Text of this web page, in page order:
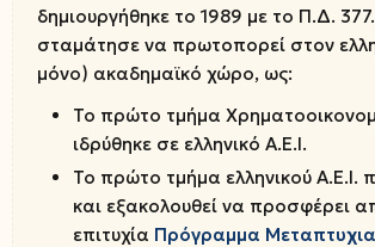
δημιουργήθηκε το 1989 με το Π.Δ.
σταμάτησε να πρωτοπορεί στον
μόνο) ακαδημαϊκό χώρο, ως:
Το πρώτο τμήμα
ιδρύθηκε σε ελληνικό Α.Ε.Ι.
Το πρώτο τμήμα ελληνικού Α.Ε.Ι.
και εξακολουθεί να προσφέρει
επιτυχία Πρόγραμμα